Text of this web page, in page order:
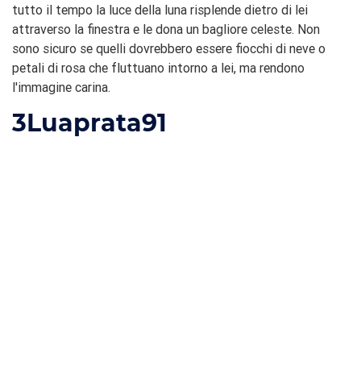
tutto il tempo la luce della luna risplende dietro di lei
attraverso la finestra e le dona un bagliore celeste. Non
sono sicuro se quelli dovrebbero essere fiocchi di neve o
petali di rosa che fluttuano intorno a lei, ma rendono
l'immagine carina.
3Luaprata91